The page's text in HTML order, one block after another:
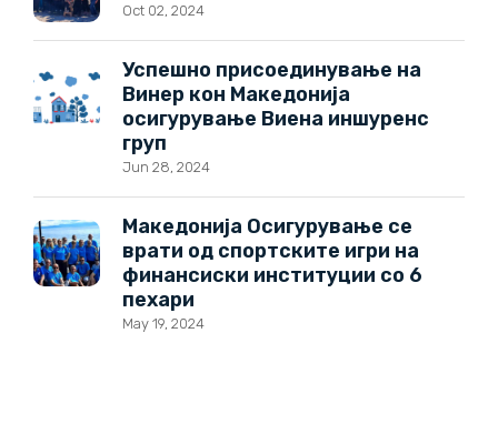
Oct 02, 2024
Успешно присоединување на
Винер кон Македонија
осигурување Виена иншуренс
груп
Jun 28, 2024
Македонија Осигурување се
врати од спортските игри на
финансиски институции со 6
пехари
May 19, 2024